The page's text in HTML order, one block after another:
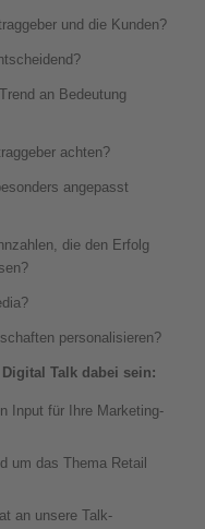
und die Kunden?
an Bedeutung
achten?
angepasst
die den Erfolg
personalisieren?
Talk dabei sein:
Input für Ihre Marketing-
um das Thema Retail
an unsere Talk-